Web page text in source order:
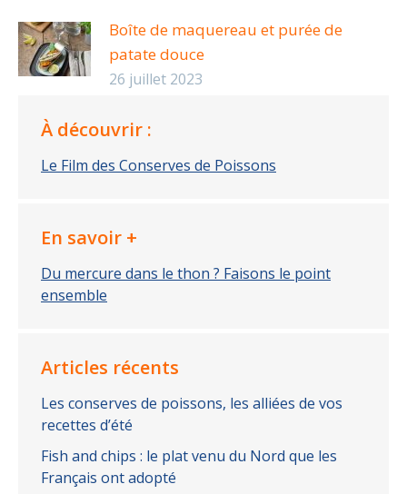
Boîte de maquereau et purée de
patate douce
26 juillet 2023
À découvrir :
Le Film des Conserves de Poissons
En savoir +
Du mercure dans le thon ? Faisons le point
ensemble
Articles récents
Les conserves de poissons, les alliées de vos
recettes d’été
Fish and chips : le plat venu du Nord que les
Français ont adopté